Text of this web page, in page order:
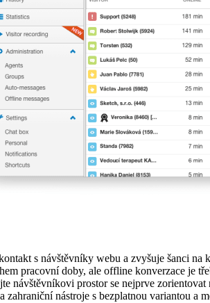
s návštěvníky webu a zvyšuje šanci na
pracovní doby, ale offline konverzace je
návštěvníkovi prostor se nejprve zorientovat
zahraniční nástroje s bezplatnou variantou a